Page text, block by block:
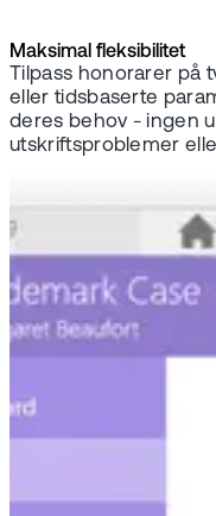
Maksimal fleksibilitet
Tilpass honorarer på
eller tidsbaserte
deres behov - ingen
utskriftsproblemer